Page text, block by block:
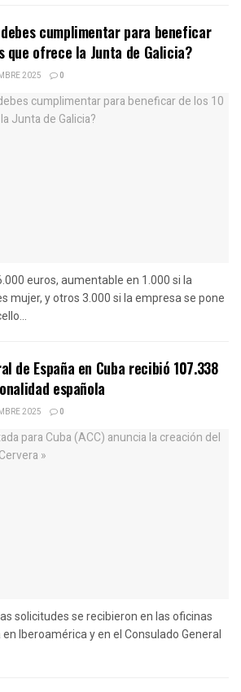
cumplimentar para beneficar
que ofrece la Junta de Galicia?
2025 0
euros, aumentable en 1.000 si la
mujer, y otros 3.000 si la empresa se pone
de España en Cuba recibió 107.338
española
2025 0
solicitudes se recibieron en las oficinas
Iberoamérica y en el Consulado General